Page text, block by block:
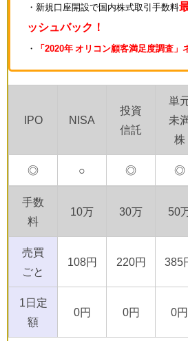
・新規口座開設で国内株式取引手数料
ッシュバック！
・ 「2020年 オリコン顧客満足度調査」
IPO NISA
投資
信託
単
未
株
◎ ○ ◎ ◎
手数
料
10万 30万 50
売買
ごと
108円 220円 385
1日定
額
0円 0円 0円